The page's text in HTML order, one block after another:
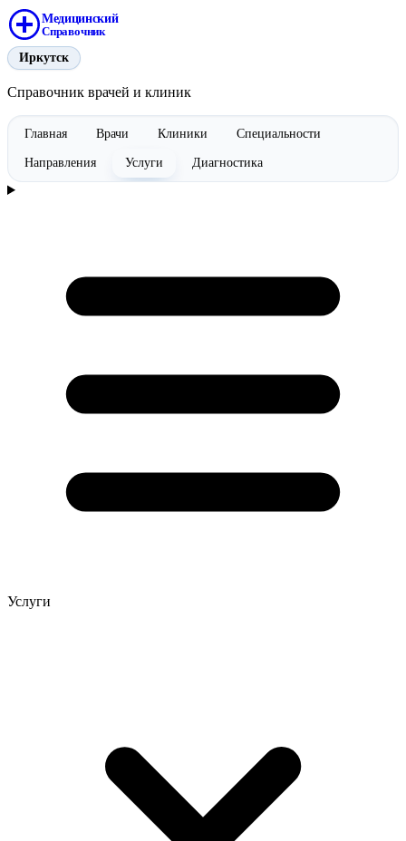
Медицинский
Справочник
Иркутск
Справочник врачей и клиник
Главная Врачи Клиники Специальности
Направления Услуги Диагностика
Услуги